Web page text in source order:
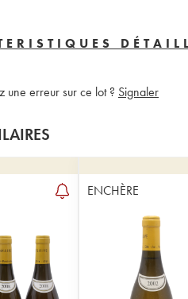
une erreur sur ce lot ? Signaler
ENCHÈRE